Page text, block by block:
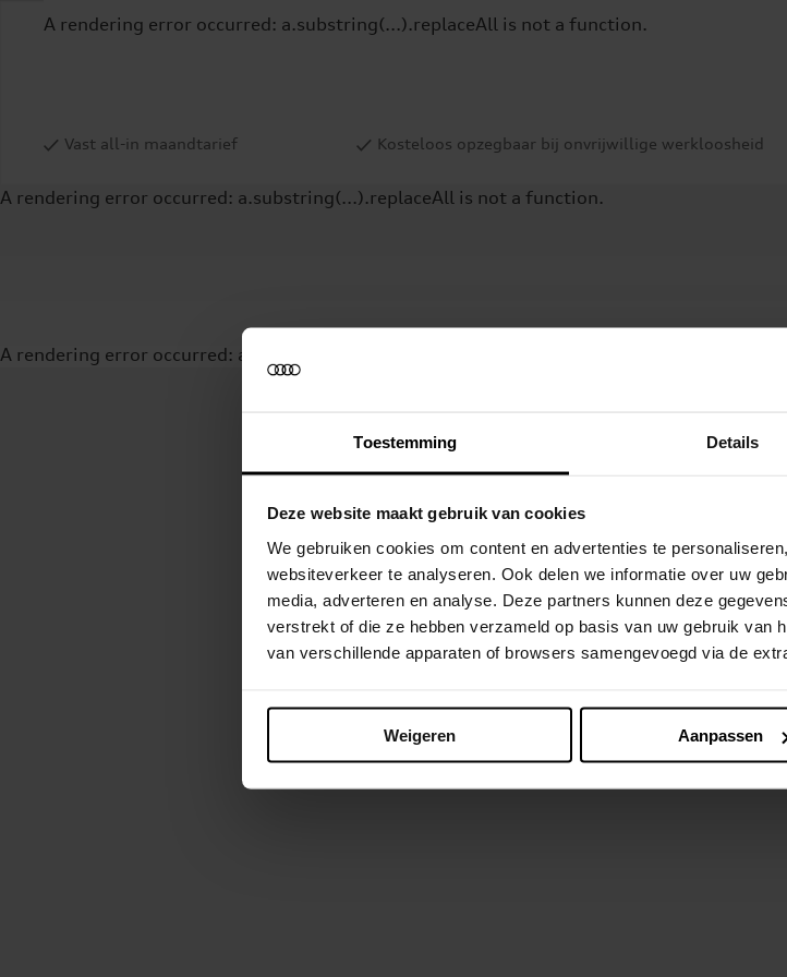
Toestemming Details
Deze website maakt gebruik van cookies
We gebruiken cookies om content en advertenties te
websiteverkeer te analyseren. Ook delen we informatie over uw
media, adverteren en analyse. Deze partners kunnen deze
verstrekt of die ze hebben verzameld op basis van uw gebruik van
van verschillende apparaten of browsers samengevoegd via de
Weigeren Aanpassen
A rendering error occurred: a.substring(...).replaceAll is not a function.
Vast all-in maandtarief Kosteloos opzegbaar bij onvrijwillige werkloosheid
A rendering error occurred: a.substring(...).replaceAll is not a function.
A rendering error occurred: a.substring(...).replaceAll is not a function